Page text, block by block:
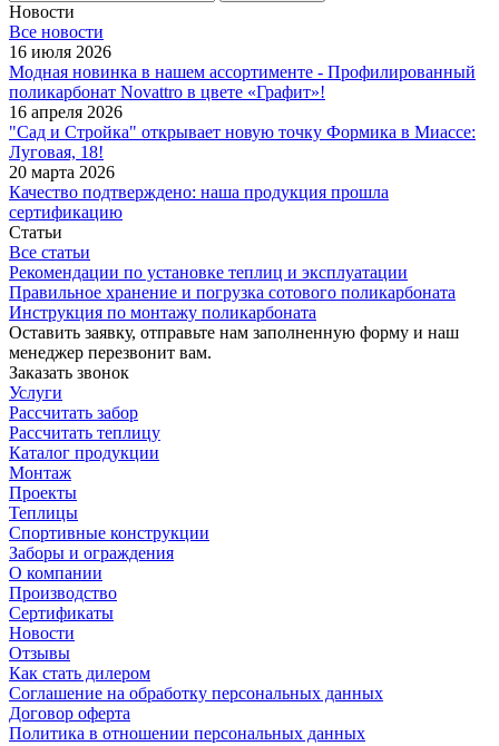
Новости
Все новости
16 июля 2026
Модная новинка в нашем ассортименте - Профилированный
поликарбонат Novattro в цвете «Графит»!
16 апреля 2026
"Сад и Стройка" открывает новую точку Формика в Миассе:
Луговая, 18!
20 марта 2026
Качество подтверждено: наша продукция прошла
сертификацию
Статьи
Все статьи
Рекомендации по установке теплиц и эксплуатации
Правильное хранение и погрузка сотового поликарбоната
Инструкция по монтажу поликарбоната
Оставить заявку, отправьте нам заполненную форму и наш
менеджер перезвонит вам.
Заказать звонок
Услуги
Рассчитать забор
Рассчитать теплицу
Каталог продукции
Монтаж
Проекты
Теплицы
Спортивные конструкции
Заборы и ограждения
О компании
Производство
Сертификаты
Новости
Отзывы
Как стать дилером
Соглашение на обработку персональных данных
Договор оферта
Политика в отношении персональных данных